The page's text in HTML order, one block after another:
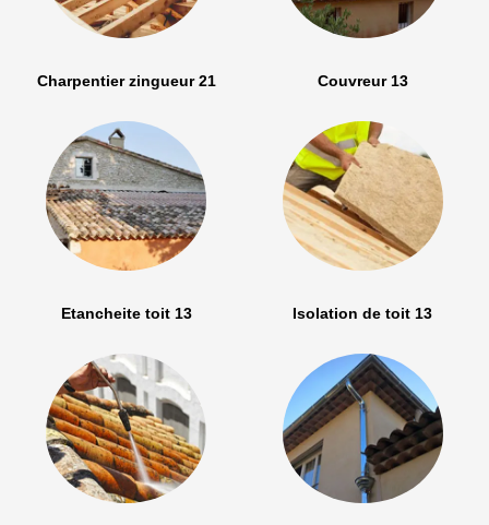
Charpentier zingueur 21 Couvreur 13
Etancheite toit 13 Isolation de toit 13